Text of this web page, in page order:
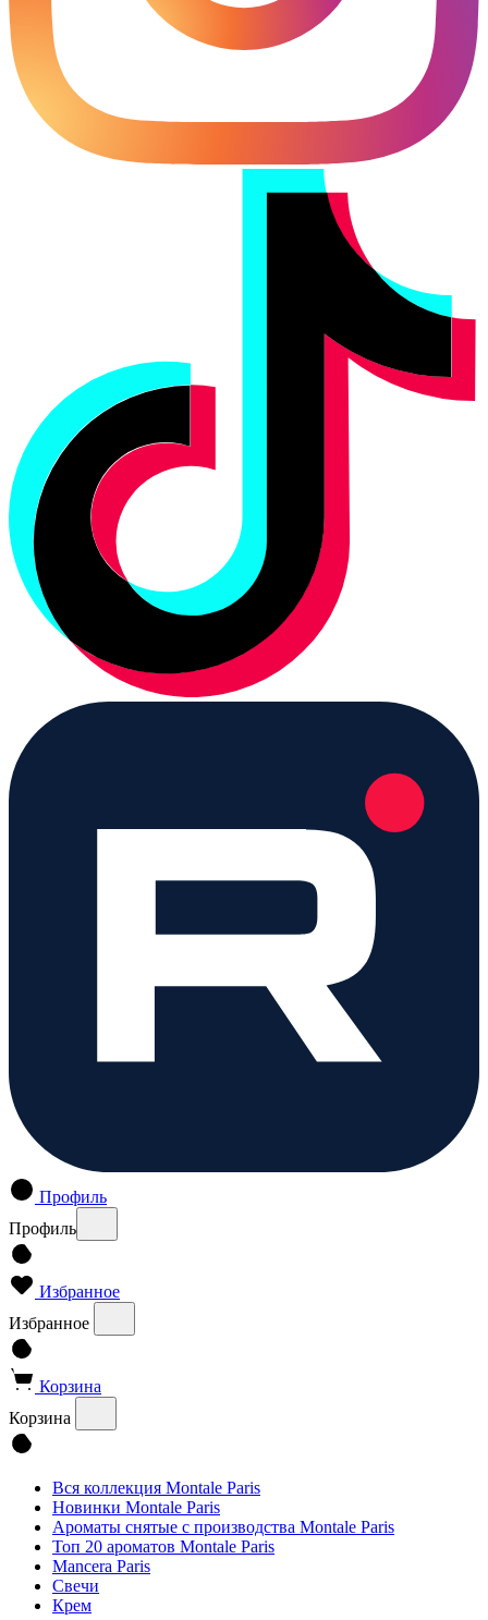
Профиль
Профиль
Избранное
Избранное
Корзина
Корзина
Вся коллекция Montale Paris
Новинки Montale Paris
Ароматы cнятые с производства Montale Paris
Топ 20 ароматов Montale Paris
Mancera Paris
Свечи
Крем